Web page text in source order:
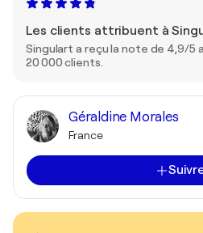
Les clients attribuent à
Singulart a reçu la note de 4,9/5
20 000 clients.
Géraldine Morales
France